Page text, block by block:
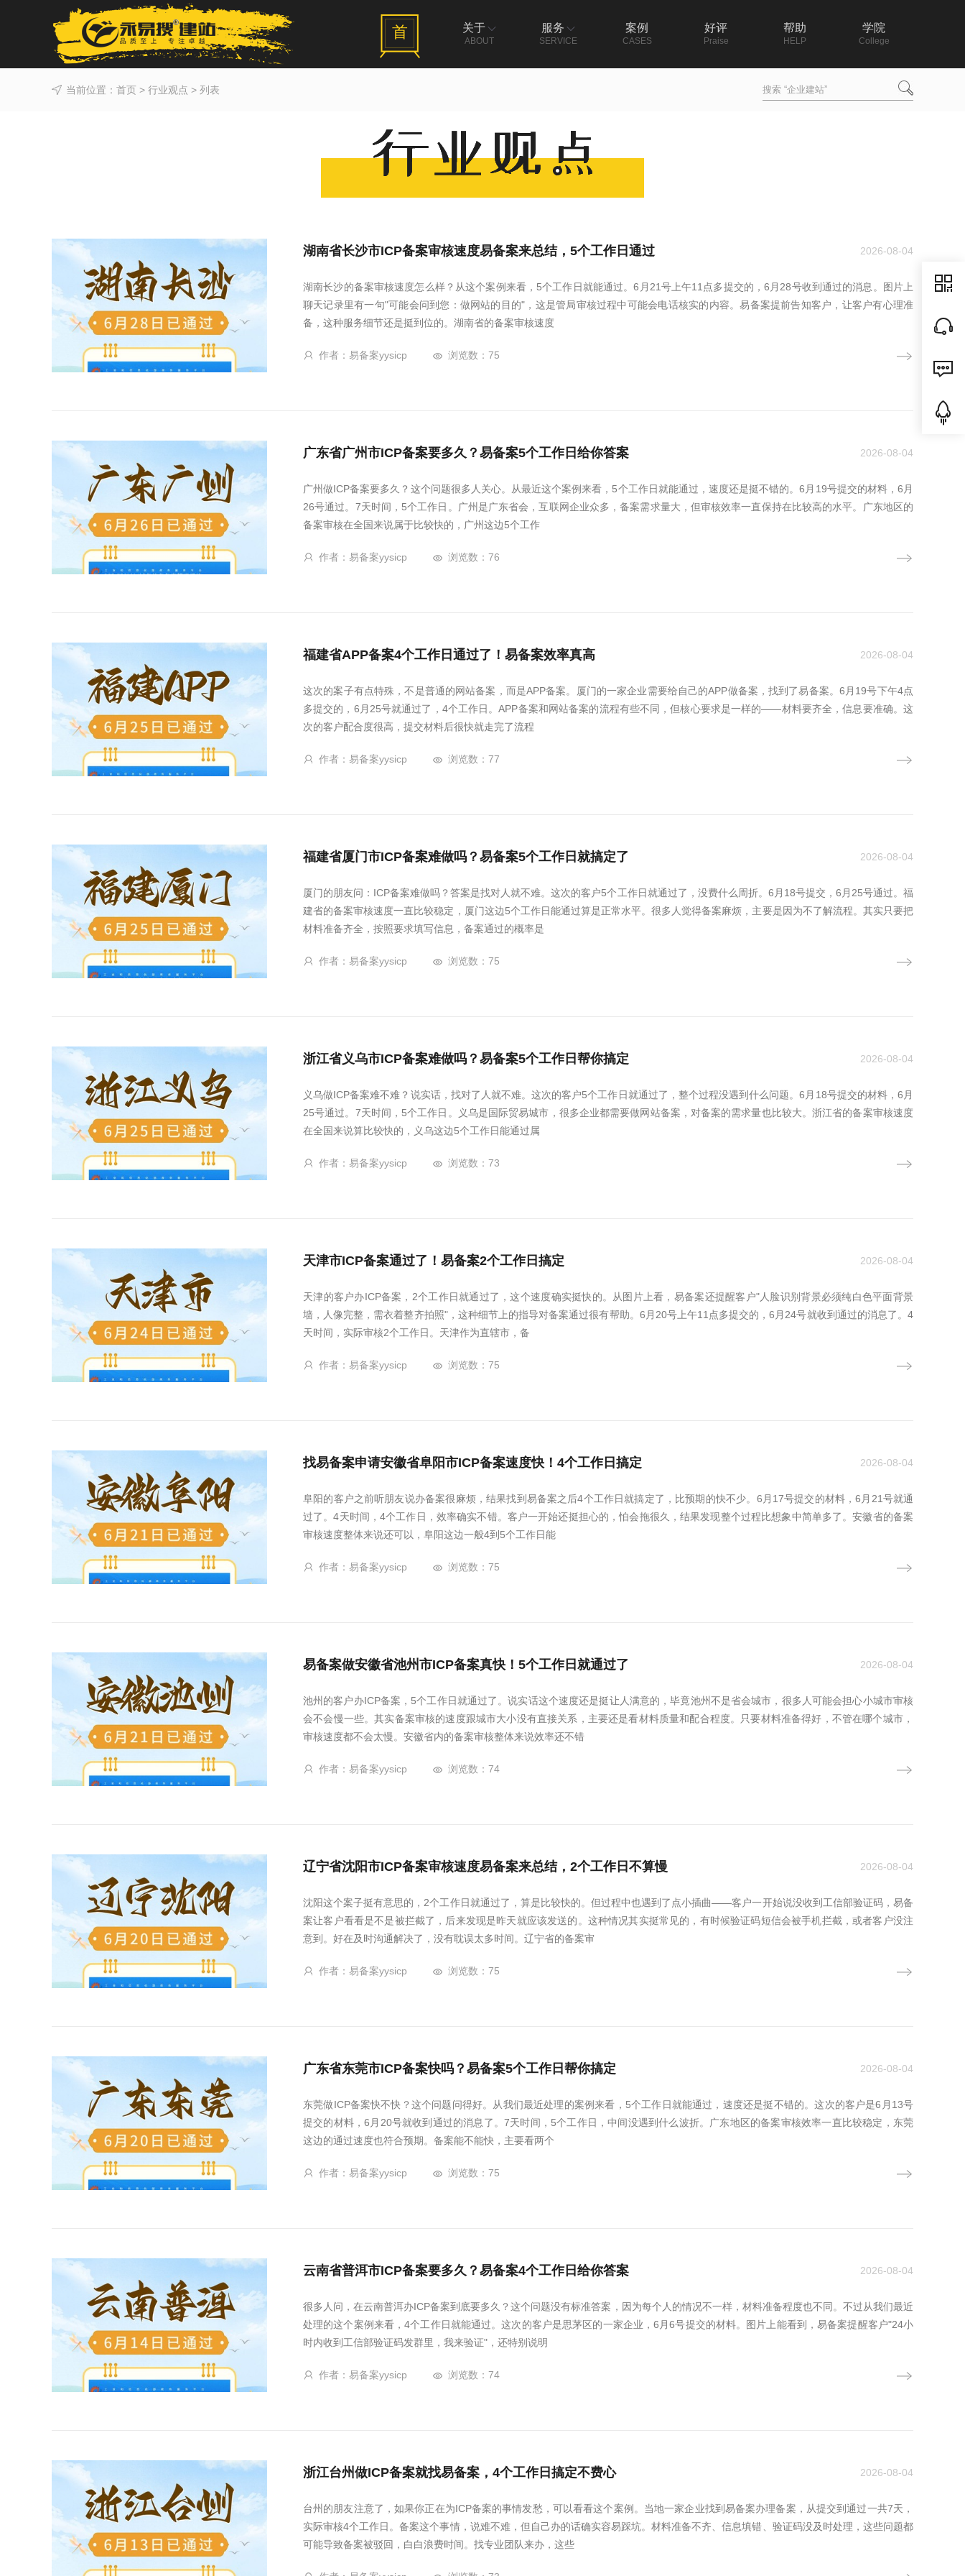
首 关于
ABOUT
服务
SERVICE
案例
CASES
好评
Praise
帮助
HELP
学院
College
当前位置： 首页 > 行业观点 > 列表
湖南省长沙市ICP备案审核速度易备案来总结，5个工作日通过 2026-08-04
湖南长沙的备案审核速度怎么样？从这个案例来看，5个工作日就能通过。6月21号上午11点多提交的，6月28号收到通过的消息。图片上
聊天记录里有一句"可能会问到您：做网站的目的"，这是管局审核过程中可能会电话核实的内容。易备案提前告知客户，让客户有心理准
备，这种服务细节还是挺到位的。湖南省的备案审核速度
作者：易备案yysicp 浏览数：75
广东省广州市ICP备案要多久？易备案5个工作日给你答案 2026-08-04
广州做ICP备案要多久？这个问题很多人关心。从最近这个案例来看，5个工作日就能通过，速度还是挺不错的。6月19号提交的材料，6月
26号通过。7天时间，5个工作日。广州是广东省会，互联网企业众多，备案需求量大，但审核效率一直保持在比较高的水平。广东地区的
备案审核在全国来说属于比较快的，广州这边5个工作
作者：易备案yysicp 浏览数：76
福建省APP备案4个工作日通过了！易备案效率真高 2026-08-04
这次的案子有点特殊，不是普通的网站备案，而是APP备案。厦门的一家企业需要给自己的APP做备案，找到了易备案。6月19号下午4点
多提交的，6月25号就通过了，4个工作日。APP备案和网站备案的流程有些不同，但核心要求是一样的——材料要齐全，信息要准确。这
次的客户配合度很高，提交材料后很快就走完了流程
作者：易备案yysicp 浏览数：77
福建省厦门市ICP备案难做吗？易备案5个工作日就搞定了 2026-08-04
厦门的朋友问：ICP备案难做吗？答案是找对人就不难。这次的客户5个工作日就通过了，没费什么周折。6月18号提交，6月25号通过。福
建省的备案审核速度一直比较稳定，厦门这边5个工作日能通过算是正常水平。很多人觉得备案麻烦，主要是因为不了解流程。其实只要把
材料准备齐全，按照要求填写信息，备案通过的概率是
作者：易备案yysicp 浏览数：75
浙江省义乌市ICP备案难做吗？易备案5个工作日帮你搞定 2026-08-04
义乌做ICP备案难不难？说实话，找对了人就不难。这次的客户5个工作日就通过了，整个过程没遇到什么问题。6月18号提交的材料，6月
25号通过。7天时间，5个工作日。义乌是国际贸易城市，很多企业都需要做网站备案，对备案的需求量也比较大。浙江省的备案审核速度
在全国来说算比较快的，义乌这边5个工作日能通过属
作者：易备案yysicp 浏览数：73
天津市ICP备案通过了！易备案2个工作日搞定 2026-08-04
天津的客户办ICP备案，2个工作日就通过了，这个速度确实挺快的。从图片上看，易备案还提醒客户"人脸识别背景必须纯白色平面背景
墙，人像完整，需衣着整齐拍照"，这种细节上的指导对备案通过很有帮助。6月20号上午11点多提交的，6月24号就收到通过的消息了。4
天时间，实际审核2个工作日。天津作为直辖市，备
作者：易备案yysicp 浏览数：75
找易备案申请安徽省阜阳市ICP备案速度快！4个工作日搞定 2026-08-04
阜阳的客户之前听朋友说办备案很麻烦，结果找到易备案之后4个工作日就搞定了，比预期的快不少。6月17号提交的材料，6月21号就通
过了。4天时间，4个工作日，效率确实不错。客户一开始还挺担心的，怕会拖很久，结果发现整个过程比想象中简单多了。安徽省的备案
审核速度整体来说还可以，阜阳这边一般4到5个工作日能
作者：易备案yysicp 浏览数：75
易备案做安徽省池州市ICP备案真快！5个工作日就通过了 2026-08-04
池州的客户办ICP备案，5个工作日就通过了。说实话这个速度还是挺让人满意的，毕竟池州不是省会城市，很多人可能会担心小城市审核
会不会慢一些。其实备案审核的速度跟城市大小没有直接关系，主要还是看材料质量和配合程度。只要材料准备得好，不管在哪个城市，
审核速度都不会太慢。安徽省内的备案审核整体来说效率还不错
作者：易备案yysicp 浏览数：74
辽宁省沈阳市ICP备案审核速度易备案来总结，2个工作日不算慢 2026-08-04
沈阳这个案子挺有意思的，2个工作日就通过了，算是比较快的。但过程中也遇到了点小插曲——客户一开始说没收到工信部验证码，易备
案让客户看看是不是被拦截了，后来发现是昨天就应该发送的。这种情况其实挺常见的，有时候验证码短信会被手机拦截，或者客户没注
意到。好在及时沟通解决了，没有耽误太多时间。辽宁省的备案审
作者：易备案yysicp 浏览数：75
广东省东莞市ICP备案快吗？易备案5个工作日帮你搞定 2026-08-04
东莞做ICP备案快不快？这个问题问得好。从我们最近处理的案例来看，5个工作日就能通过，速度还是挺不错的。这次的客户是6月13号
提交的材料，6月20号就收到通过的消息了。7天时间，5个工作日，中间没遇到什么波折。广东地区的备案审核效率一直比较稳定，东莞
这边的通过速度也符合预期。备案能不能快，主要看两个
作者：易备案yysicp 浏览数：75
云南省普洱市ICP备案要多久？易备案4个工作日给你答案 2026-08-04
很多人问，在云南普洱办ICP备案到底要多久？这个问题没有标准答案，因为每个人的情况不一样，材料准备程度也不同。不过从我们最近
处理的这个案例来看，4个工作日就能通过。这次的客户是思茅区的一家企业，6月6号提交的材料。图片上能看到，易备案提醒客户"24小
时内收到工信部验证码发群里，我来验证"，还特别说明
作者：易备案yysicp 浏览数：74
浙江台州做ICP备案就找易备案，4个工作日搞定不费心 2026-08-04
台州的朋友注意了，如果你正在为ICP备案的事情发愁，可以看看这个案例。当地一家企业找到易备案办理备案，从提交到通过一共7天，
实际审核4个工作日。备案这个事情，说难不难，但自己办的话确实容易踩坑。材料准备不齐、信息填错、验证码没及时处理，这些问题都
可能导致备案被驳回，白白浪费时间。找专业团队来办，这些